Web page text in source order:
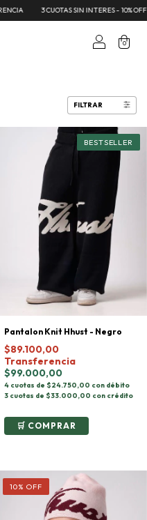
3 CUOTAS SIN INTERES - 10% OFF EN
0
FILTRAR
Pantalon Knit Hhust - Negro
$89.100,00
Transferencia
$99.000,00
4 cuotas de $24.750,00 con débito
3 cuotas de $33.000,00 con crédito
COMPRAR
10% OFF